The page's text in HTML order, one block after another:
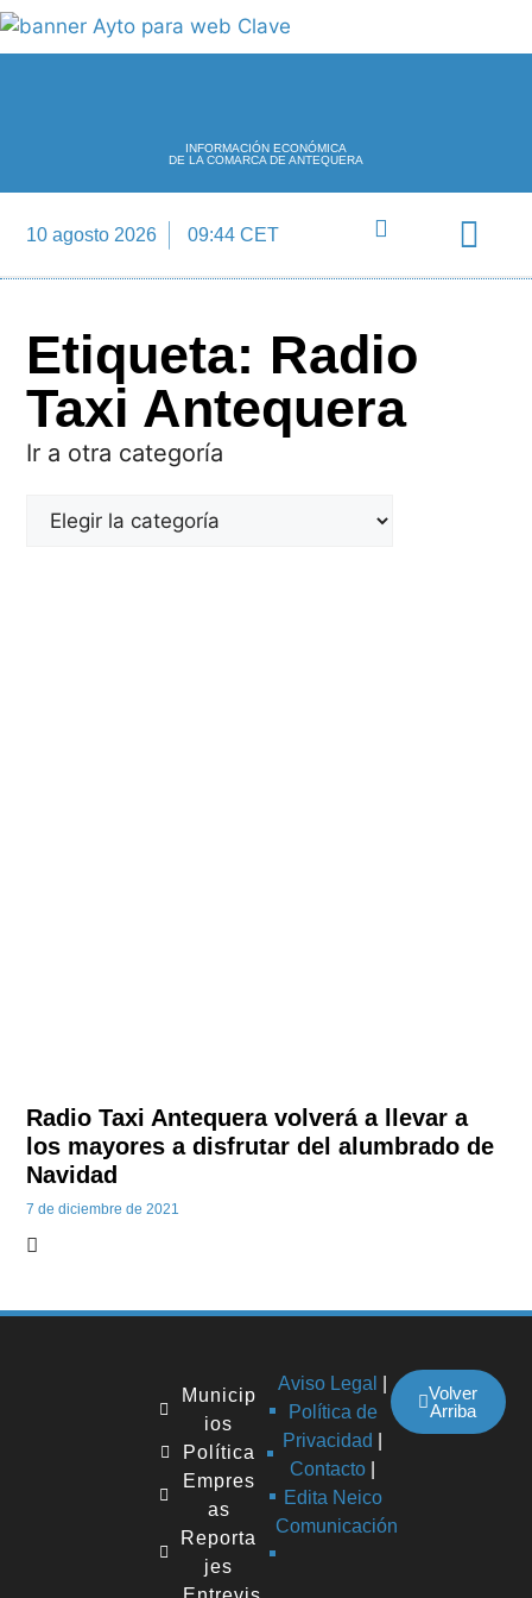
INFORMACIÓN ECONÓMICA
DE LA COMARCA DE ANTEQUERA
10 agosto 2026 09:44 CET
Etiqueta: Radio
Taxi Antequera
Ir a otra categoría
Radio Taxi Antequera volverá a llevar a
los mayores a disfrutar del alumbrado de
Navidad
7 de diciembre de 2021
Municip
ios
Política
Empres
as
Reporta
jes
Aviso Legal
Política de
Privacidad
Contacto
Edita Neico
Comunicación
Volver
Arriba